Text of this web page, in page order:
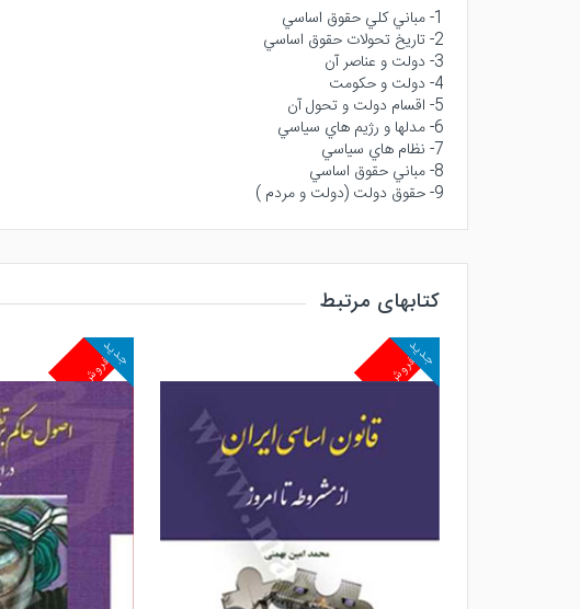
1- مباني كلي حقوق اساسي
2- تاريخ تحولات حقوق اساسي
3- دولت و عناصر آن
4- دولت و حكومت
5- اقسام دولت و تحول آن
6- مدلها و رژيم هاي سياسي
7- نظام هاي سياسي
8- مباني حقوق اساسي
9- حقوق دولت (دولت و مردم )
کتابهای مرتبط
پرفروش
جدید پرفروش
جدید